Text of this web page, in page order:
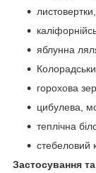
листовертки,
яблунна
горохова
цибулева,
теплічна
стебеловий
Застосування